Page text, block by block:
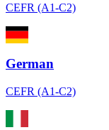
CEFR (A1-C2)
German
CEFR (A1-C2)